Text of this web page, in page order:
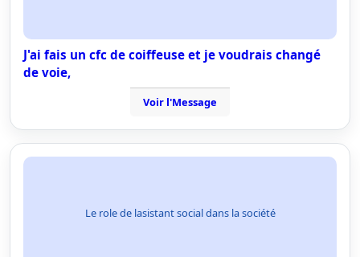
J'ai fais un cfc de coiffeuse et je voudrais changé
de voie,
Voir l'Message
Le role de lasistant social dans la société